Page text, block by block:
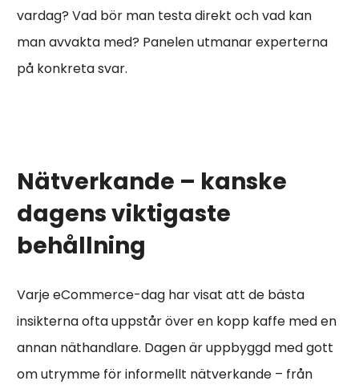
vardag? Vad bör man testa direkt och vad kan
man avvakta med? Panelen utmanar experterna
på konkreta svar.
Nätverkande – kanske
dagens viktigaste
behållning
Varje eCommerce-dag har visat att de bästa
insikterna ofta uppstår över en kopp kaffe med en
annan näthandlare. Dagen är uppbyggd med gott
om utrymme för informellt nätverkande – från